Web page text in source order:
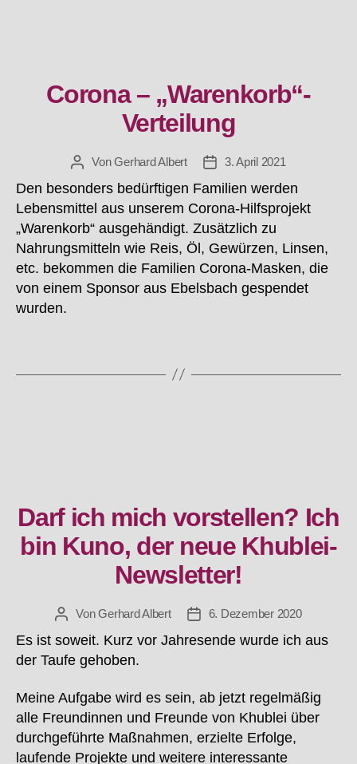
Kategorien
Corona – „Warenkorb“-
Verteilung
Beitragsautor
VonGerhard Albert Beitragsdatum
3. April 2021
Den besonders bedürftigen Familien werden
Lebensmittel aus unserem Corona-Hilfsprojekt
„Warenkorb“ ausgehändigt. Zusätzlich zu
Nahrungsmitteln wie Reis, Öl, Gewürzen, Linsen,
etc. bekommen die Familien Corona-Masken, die
von einem Sponsor aus Ebelsbach gespendet
wurden.
Kategorien
Darf ich mich vorstellen? Ich
bin Kuno, der neue Khublei-
Newsletter!
Beitragsautor
VonGerhard Albert Beitragsdatum
6. Dezember 2020
Es ist soweit. Kurz vor Jahresende wurde ich aus
der Taufe gehoben.
Meine Aufgabe wird es sein, ab jetzt regelmäßig
alle Freundinnen und Freunde von Khublei über
durchgeführte Maßnahmen, erzielte Erfolge,
laufende Projekte und weitere interessante